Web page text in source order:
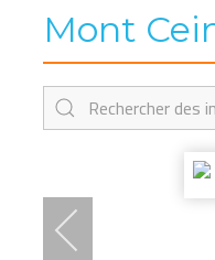
Mont